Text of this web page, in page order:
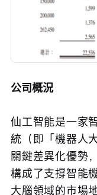
公司概況
仙工智能是一家
統（即「機器人
關鍵差異化優勢
構成了支撐智能
大腦領域的市場